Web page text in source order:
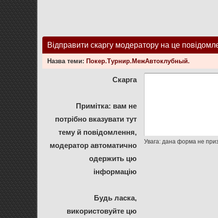
Відправити скаргу модератору на це
Назва теми: Покер.Турнир.МежАвтоклубный.
Скарга
Примітка: вам не
потрібно вказувати тут
тему й повідомлення,
модератор автоматично
одержить цю
інформацію
Будь ласка,
використовуйте цю